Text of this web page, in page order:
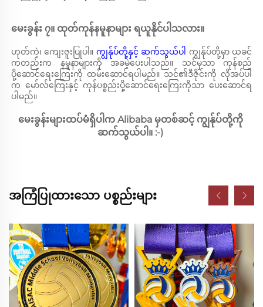
မေးခွန်း ၇။ ထုတ်ကုန်နမူနာများ ရယူနိုင်ပါသလား။
ဟုတ်ကဲ့၊ ကျေးဇူးပြုပါ။ ကျွန်ုပ်တို့နှင့် ဆက်သွယ်ပါ ကျွန်ုပ်တို့မှာ ယခင်
ကတည်းက နမူနာများကို အခမဲ့ပေးပါသည်။ သင်မှသာ ကုန်စည်
ပို့ဆောင်ရေးကြေးကို ထမ်းဆောင်ရပါမည်။ သင်၏ဒီဇိုင်းကို လိုအပ်ပါ
က မော်လ်ကြေးနှင့် ကုန်ပစ္စည်းပို့ဆောင်ရေးကြေးကိုသာ ပေးဆောင်ရ
ပါမည်။
မေးခွန်းများထပ်မံရှိပါက Alibaba မှတစ်ဆင့် ကျွန်ုပ်တို့ကို
ဆက်သွယ်ပါ။ :-)
အကြံပြုထားသော ပစ္စည်းများ